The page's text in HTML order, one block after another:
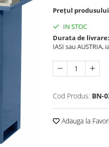
Prețul
IN STOC
Durata de livrare:
IASI sau
Cod Produs: BN-
Adauga la